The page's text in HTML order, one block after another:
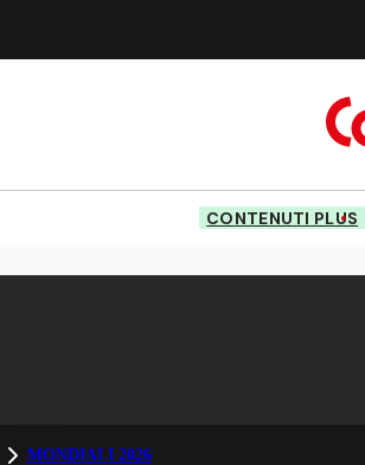
CONTENUTI PLUS
MONDIALI 2026